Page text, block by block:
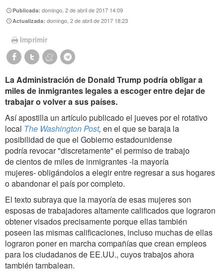
Publicada:domingo, 2 de abril de 2017 14:09
Actualizada:domingo, 2 de abril de 2017 18:23
Imprimir
La Administración de Donald Trump podría obligar a
miles de inmigrantes legales a escoger entre dejar de
trabajar o volver a sus países.
Así apostilla un artículo publicado el jueves por el rotativo
local The Washington Post, en el que se baraja la
posibilidad de que el Gobierno estadounidense
podría revocar "discretamente" el permiso de trabajo
de cientos de miles de inmigrantes -la mayoría
mujeres- obligándolos a elegir entre regresar a sus hogares
o abandonar el país por completo.
El texto subraya que la mayoría de esas mujeres son
esposas de trabajadores altamente calificados que lograron
obtener visados precisamente porque ellas también
poseen las mismas calificaciones, incluso muchas de ellas
lograron poner en marcha compañías que crean empleos
para los ciudadanos de EE.UU., cuyos trabajos ahora
también tambalean.